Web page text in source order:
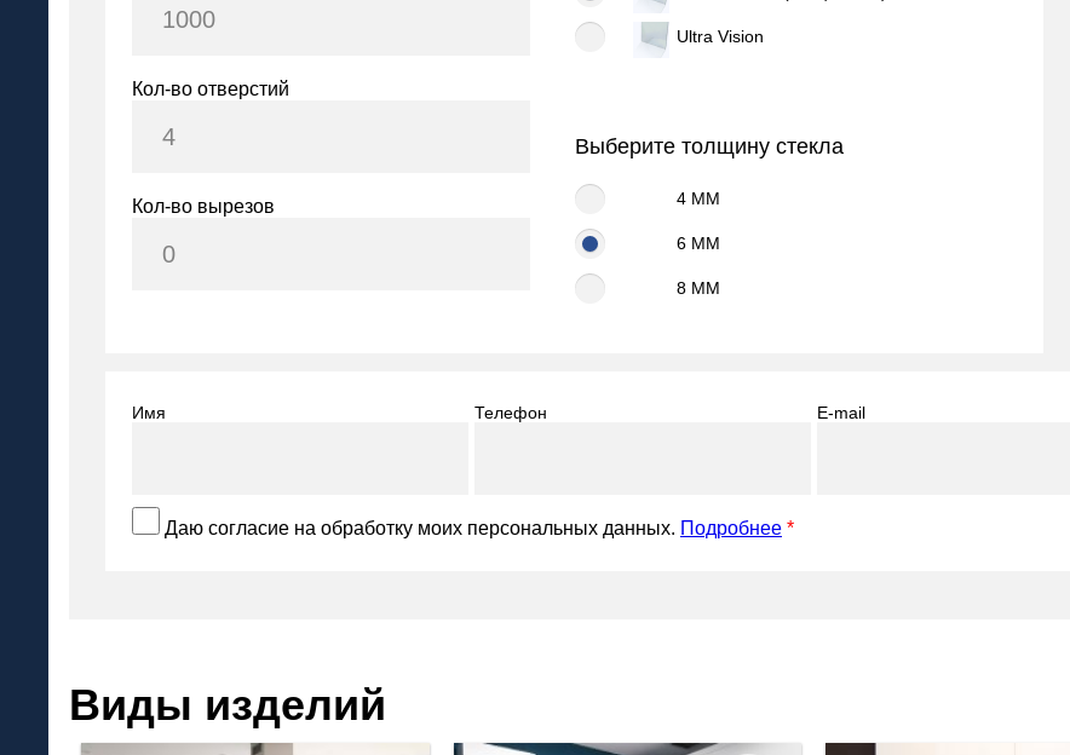
Кол-во отверстий
Кол-во вырезов
Ultra Vision
Выберите толщину стекла
4 MM
6 MM
8 MM
Имя Телефон E-mail
Даю согласие на обработку моих персональных данных. Подробнее *
Виды изделий